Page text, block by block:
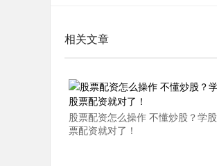
相关文章
股票配资怎么操作 不懂炒股？学股
票配资就对了！